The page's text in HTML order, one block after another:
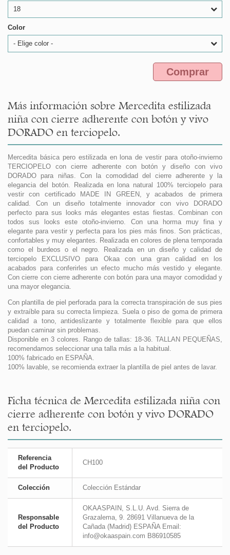
18
Color
- Elige color -
Comprar
Más información sobre Mercedita estilizada
niña con cierre adherente con botón y vivo
DORADO en terciopelo.
Mercedita básica pero estilizada en lona de vestir para otoño-invierno
TERCIOPELO con cierre adherente con botón y diseño con vivo
DORADO para niñas. Con la comodidad del cierre adherente y la
elegancia del botón. Realizada en lona natural 100% terciopelo para
vestir con certificado MADE IN GREEN, y acabados de primera
calidad. Con un diseño totalmente innovador con vivo DORADO
perfecto para sus looks más elegantes estas fiestas. Combinan con
todos sus looks este otoño-invierno. Con una horma muy fina y
elegante para vestir y perfecta para los pies más finos. Son prácticas,
confortables y muy elegantes. Realizada en colores de plena temporada
como el burdeos o el negro. Realizada en un diseño y calidad de
terciopelo EXCLUSIVO para Okaa con una gran calidad en los
acabados para conferirles un efecto mucho más vestido y elegante.
Con cierre con cierre adherente con botón para una mayor comodidad y
una mayor elegancia.
Con plantilla de piel perforada para la correcta transpiración de sus pies
y extraíble para su correcta limpieza. Suela o piso de goma de primera
calidad a tono, antideslizante y totalmente flexible para que ellos
puedan caminar sin problemas.
Disponible en 3 colores. Rango de tallas: 18-36. TALLAN PEQUEÑAS,
recomendamos seleccionar una talla más a la habitual.
100% fabricado en ESPAÑA.
100% lavable, se recomienda extraer la plantilla de piel antes de lavar.
Ficha técnica de Mercedita estilizada niña con
cierre adherente con botón y vivo DORADO
en terciopelo.
Referencia
del Producto
CH100
Colección Colección Estándar
Responsable
del Producto
OKAASPAIN, S.L.U. Avd. Sierra de
Grazalema, 9. 28691 Villanueva de la
Cañada (Madrid) ESPAÑA Email:
info@okaaspain.com B86910585